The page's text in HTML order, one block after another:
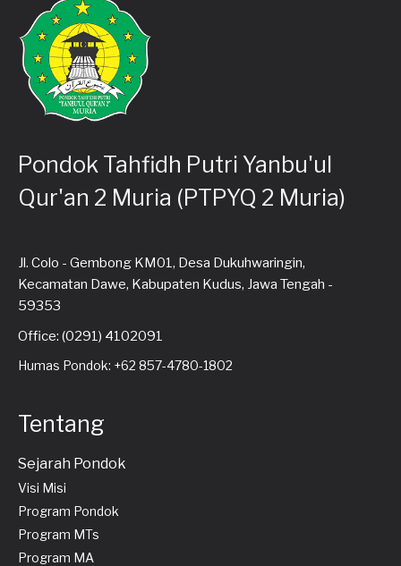
Pondok Tahfidh Putri Yanbu'ul
Qur'an 2 Muria (PTPYQ 2 Muria)
Jl. Colo - Gembong KM01, Desa Dukuhwaringin,
Kecamatan Dawe, Kabupaten Kudus, Jawa Tengah -
59353
Office: (0291) 4102091
Humas Pondok: +62 857-4780-1802
Tentang
Sejarah Pondok
Visi Misi
Program Pondok
Program MTs
Program MA